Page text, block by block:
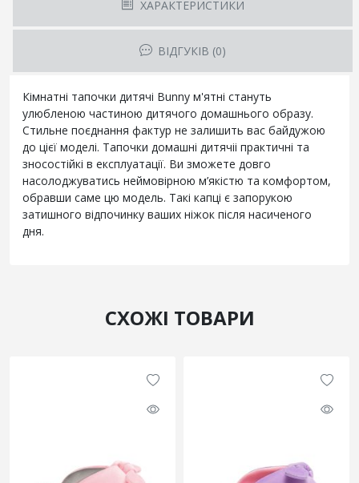
ХАРАКТЕРИСТИКИ
ВІДГУКІВ (0)
Кімнатні тапочки дитячі Bunny м'ятні стануть
улюбленою частиною дитячого домашнього образу.
Стильне поєднання фактур не залишить вас байдужою
до цієї моделі. Тапочки домашні дитячіі практичні та
зносостійкі в експлуатації. Ви зможете довго
насолоджуватись неймовірною м’якістю та комфортом,
обравши саме цю модель. Такі капці є запорукою
затишного відпочинку ваших ніжок після насиченого
дня.
СХОЖІ ТОВАРИ